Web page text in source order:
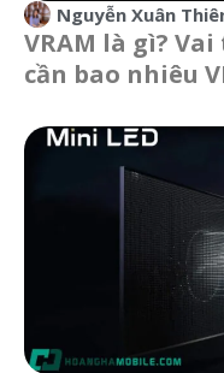
Nguyễn Xuân
VRAM là gì?
cần bao nhiêu